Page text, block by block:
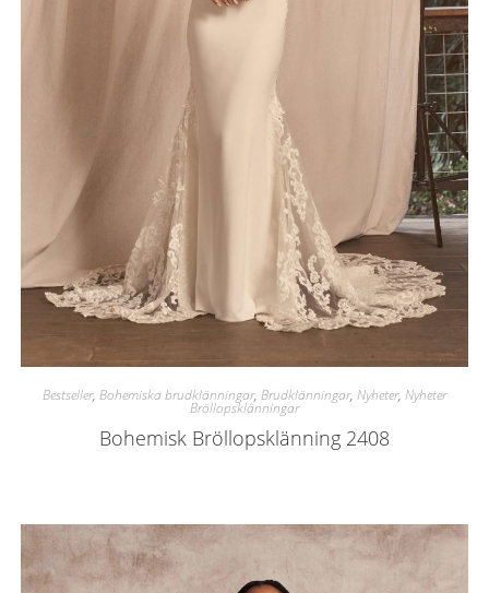
Bestseller, Bohemiska brudklänningar, Brudklänningar, Nyheter, Nyheter
Bröllopsklänningar
Bohemisk Bröllopsklänning 2408